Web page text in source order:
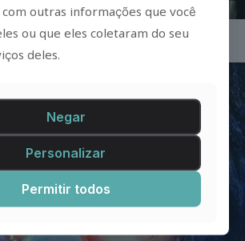
de insetos
outras informações que você
ou que eles coletaram do seu
deles.
Negar
Personalizar
Permitir todos